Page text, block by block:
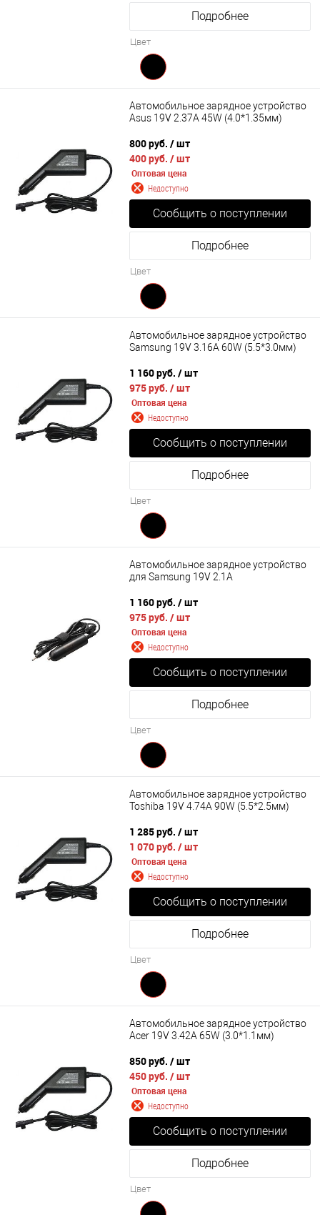
Подробнее
Цвет
Автомобильное зарядное устройство
Asus 19V 2.37A 45W (4.0*1.35мм)
800 руб. / шт
400 руб. / шт
Оптовая цена
Недоступно
Сообщить о поступлении
Подробнее
Цвет
Автомобильное зарядное устройство
Samsung 19V 3.16A 60W (5.5*3.0мм)
1 160 руб. / шт
975 руб. / шт
Оптовая цена
Недоступно
Сообщить о поступлении
Подробнее
Цвет
Автомобильное зарядное устройство
для Samsung 19V 2.1A
1 160 руб. / шт
975 руб. / шт
Оптовая цена
Недоступно
Сообщить о поступлении
Подробнее
Цвет
Автомобильное зарядное устройство
Toshiba 19V 4.74A 90W (5.5*2.5мм)
1 285 руб. / шт
1 070 руб. / шт
Оптовая цена
Недоступно
Сообщить о поступлении
Подробнее
Цвет
Автомобильное зарядное устройство
Acer 19V 3.42A 65W (3.0*1.1мм)
850 руб. / шт
450 руб. / шт
Оптовая цена
Недоступно
Сообщить о поступлении
Подробнее
Цвет